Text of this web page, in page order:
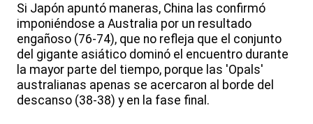
Si Japón apuntó maneras, China las confirmó
imponiéndose a Australia por un resultado
engañoso (76-74), que no refleja que el conjunto
del gigante asiático dominó el encuentro durante
la mayor parte del tiempo, porque las 'Opals'
australianas apenas se acercaron al borde del
descanso (38-38) y en la fase final.